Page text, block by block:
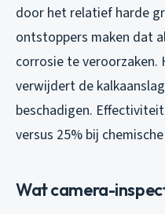
door het relatief harde
ontstoppers maken dat
corrosie te veroorzaken.
verwijdert de
beschadigen.
versus 25% bij
Wat camera-